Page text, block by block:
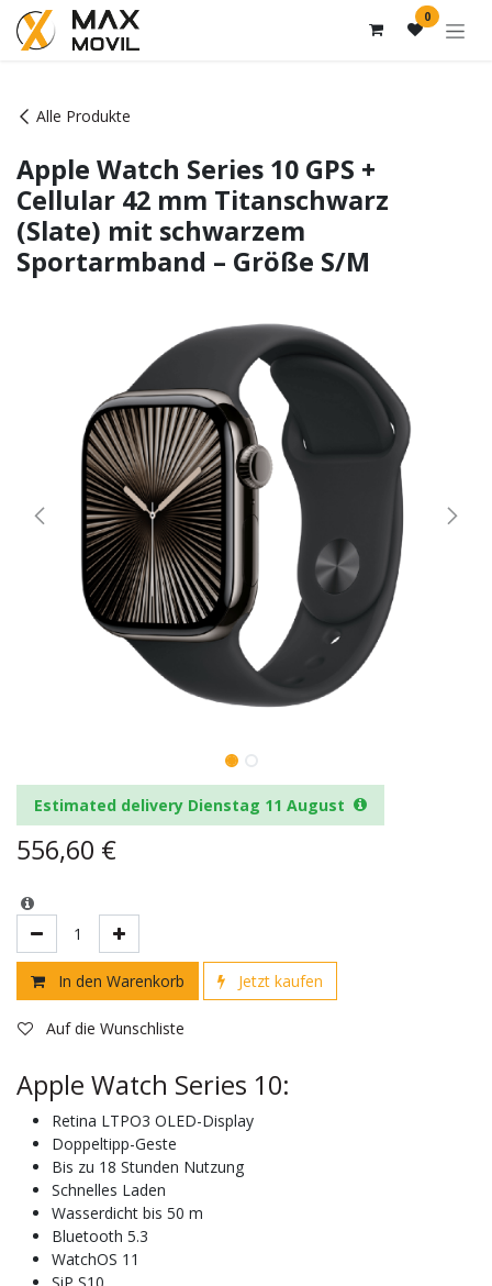
Zum Inhalt springen 0
Alle Produkte
Apple Watch Series 10 GPS +
Cellular 42 mm Titanschwarz
(Slate) mit schwarzem
Sportarmband – Größe S/M
Estimated delivery Dienstag 11 August
556,60 €
In den Warenkorb Jetzt kaufen
Auf die Wunschliste
Apple Watch Series 10:
Retina LTPO3 OLED-Display
Doppeltipp-Geste
Bis zu 18 Stunden Nutzung
Schnelles Laden
Wasserdicht bis 50 m
Bluetooth 5.3
WatchOS 11